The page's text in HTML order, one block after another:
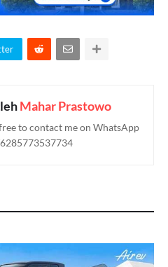
Mahar Prastowo
to contact me on WhatsApp